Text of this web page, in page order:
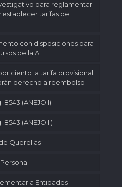
para reglamentar
tarifas de
con disposiciones para
de la AEE
ciento la tarifa provisional
derecho a reembolso
8543 (ANEJO I)
8543 (ANEJO II)
Querellas
Entidades